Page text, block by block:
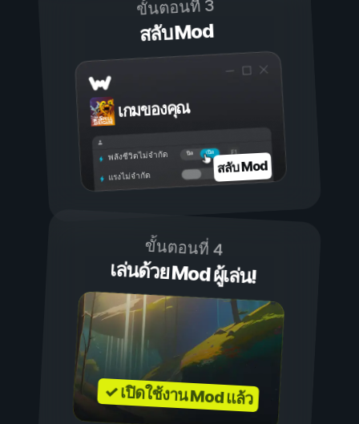
ขั้นตอนที่ 3
สลับ Mod
เกมของคุณ
เปิด
ปิด
พลังชีวิตไม่จำกัด
แรงไม่จำกัด สลับ Mod
ขั้นตอนที่ 4
เล่นด้วย Mod ผู้เล่น!
✓ เปิดใช้งาน Mod แล้ว